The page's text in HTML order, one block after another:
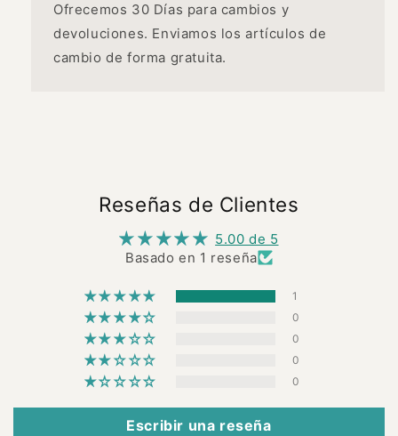
Ofrecemos 30 Días para cambios y
devoluciones. Enviamos los artículos de
cambio de forma gratuita.
Reseñas de Clientes
5.00 de 5
Basado en 1 reseña
1
0
0
0
0
Escribir una reseña